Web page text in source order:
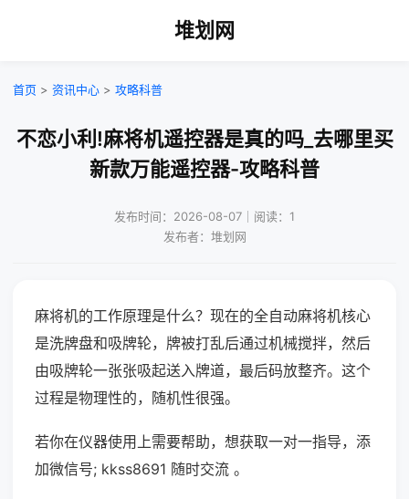
堆划网
首页 > 资讯中心 > 攻略科普
不恋小利!麻将机遥控器是真的吗_去哪里买
新款万能遥控器-攻略科普
发布时间：2026-08-07｜阅读：1
发布者：堆划网
麻将机的工作原理是什么？现在的全自动麻将机核心
是洗牌盘和吸牌轮，牌被打乱后通过机械搅拌，然后
由吸牌轮一张张吸起送入牌道，最后码放整齐。这个
过程是物理性的，随机性很强。
若你在仪器使用上需要帮助，想获取一对一指导，添
加微信号; kkss8691 随时交流 。